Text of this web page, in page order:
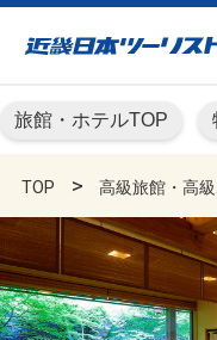
旅館・ホテルTOP
TOP 高級旅館・高